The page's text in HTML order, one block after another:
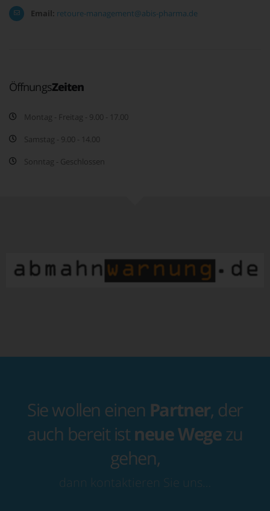
Email: retoure-management@abis-pharma.de
ÖffnungsZeiten
Montag - Freitag - 9.00 - 17.00
Samstag - 9.00 - 14.00
Sonntag - Geschlossen
Sie wollen einen Partner, der
auch bereit ist neue Wegezu
gehen,
dann kontaktieren Sie uns…